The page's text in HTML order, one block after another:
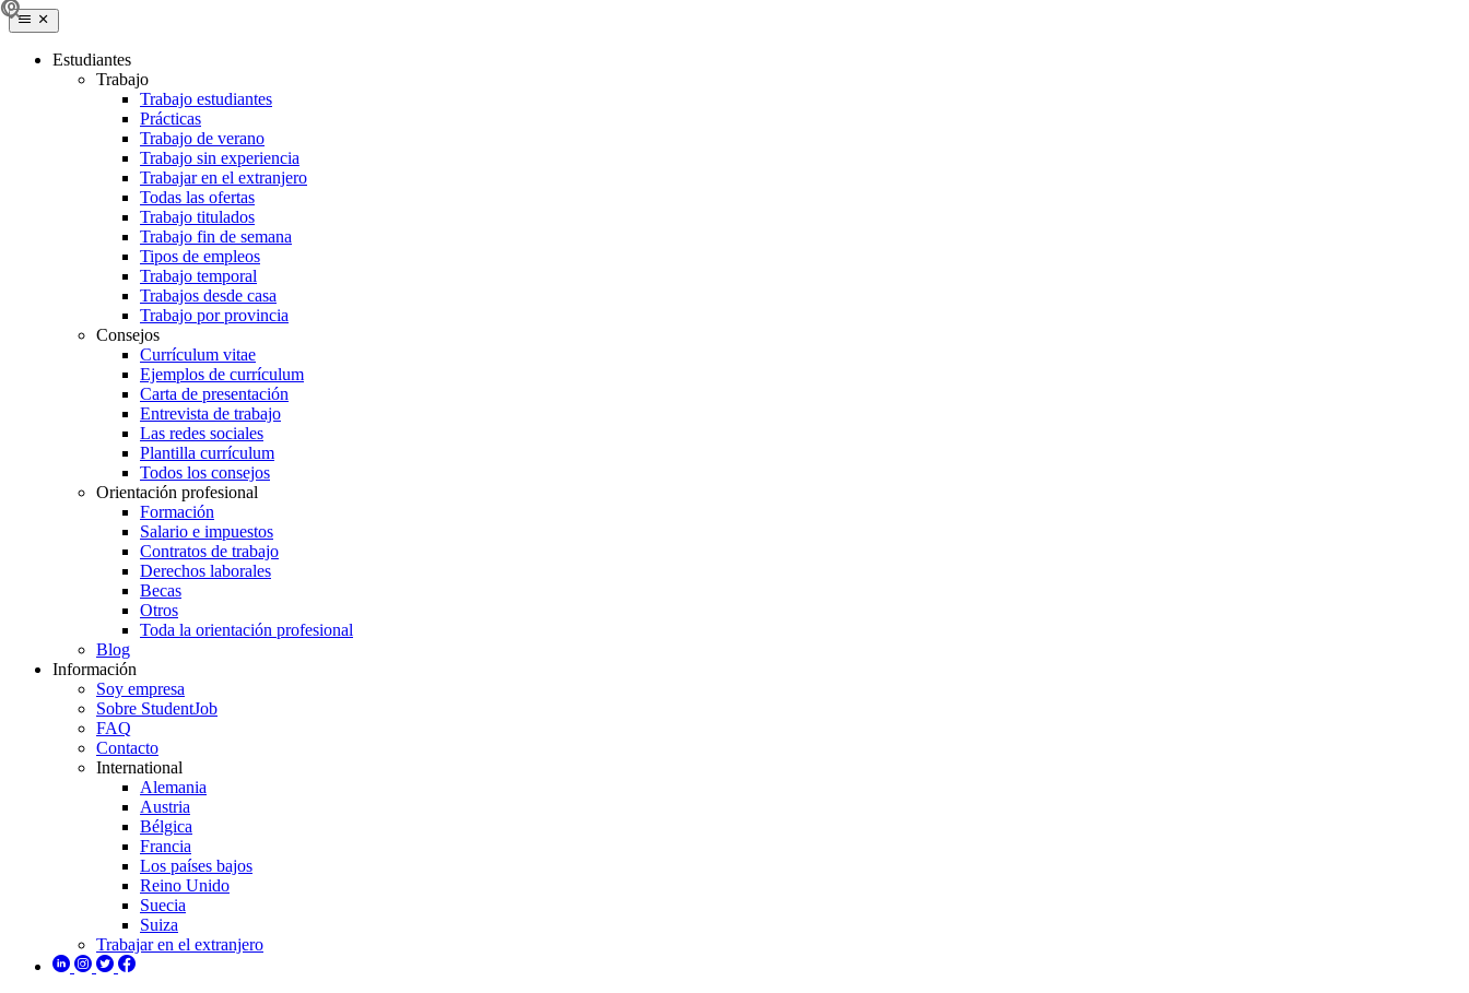
Estudiantes
Trabajo
Trabajo estudiantes
Prácticas
Trabajo de verano
Trabajo sin experiencia
Trabajar en el extranjero
Todas las ofertas
Trabajo titulados
Trabajo fin de semana
Tipos de empleos
Trabajo temporal
Trabajos desde casa
Trabajo por provincia
Consejos
Currículum vitae
Ejemplos de currículum
Carta de presentación
Entrevista de trabajo
Las redes sociales
Plantilla currículum
Todos los consejos
Orientación profesional
Formación
Salario e impuestos
Contratos de trabajo
Derechos laborales
Becas
Otros
Toda la orientación profesional
Blog
Información
Soy empresa
Sobre StudentJob
FAQ
Contacto
International
Alemania
Austria
Bélgica
Francia
Los países bajos
Reino Unido
Suecia
Suiza
Trabajar en el extranjero